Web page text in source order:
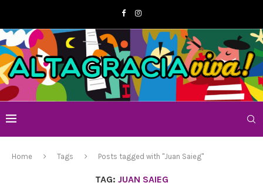
Home Tags Posts tagged with "Juan Saieg"
TAG: JUAN SAIEG